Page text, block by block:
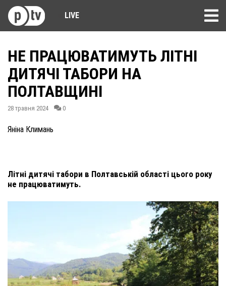
LIVE
НЕ ПРАЦЮВАТИМУТЬ ЛІТНІ
ДИТЯЧІ ТАБОРИ НА
ПОЛТАВЩИНІ
28 травня 2024 0
Яніна Климань
Літні дитячі табори в Полтавській області цього року
не працюватимуть.